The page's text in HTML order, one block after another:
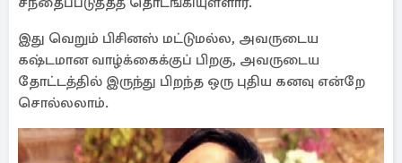
இது வெறும் பிசினஸ் மட்டுமல்ல, அவருடைய
கஷ்டமான வாழ்க்கைக்குப் பிறகு, அவருடைய
தோட்டத்தில் இருந்து பிறந்த ஒரு புதிய கனவு என்றே
சொல்லலாம்.